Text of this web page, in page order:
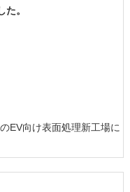
。
EV向け表面処理新工場に